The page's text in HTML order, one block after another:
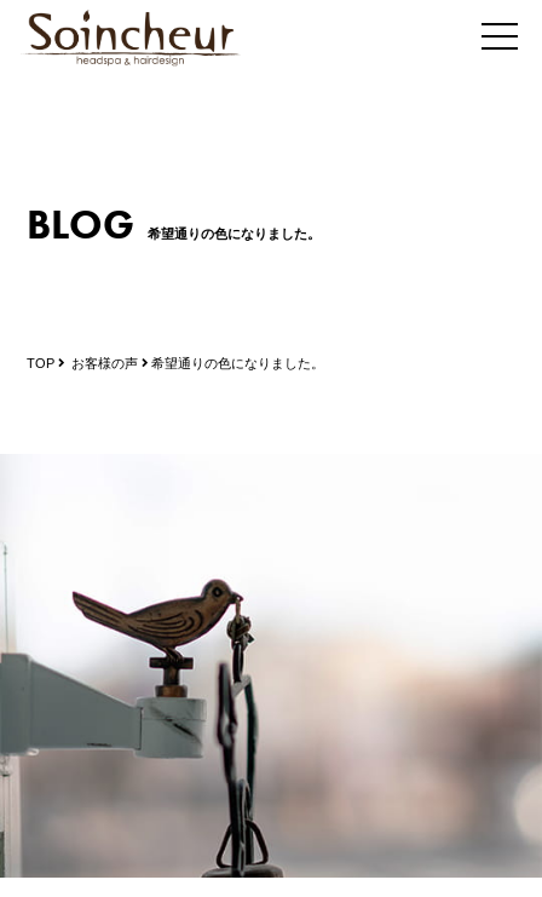
BLOG 希望通りの色になりました。
TOP お客様の声 希望通りの色になりました。